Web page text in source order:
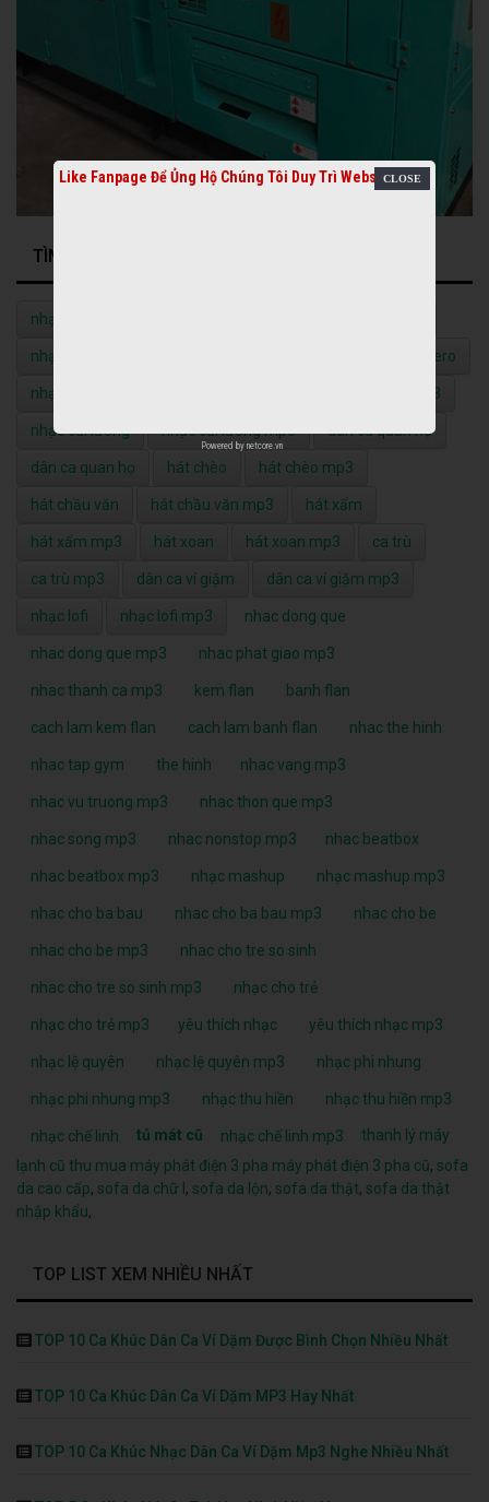
TÌM KIẾM NHIỀU NHẤT
nhạc quê hương
nhạc vàng mp3 nhạc bolero
nhạc bolero mp3 nhạc không lời mp3
nhạc cải lương nhạc cải lương mp3 dân ca quan họ
dân ca quan họ hát chèo hát chèo mp3
hát chầu văn hát chầu văn mp3 hát xẩm
hát xẩm mp3 hát xoan hát xoan mp3 ca trù
ca trù mp3 dân ca ví giặm dân ca ví giặm mp3
nhạc lofi nhạc lofi mp3 nhac dong que
nhac dong que mp3 nhac phat giao mp3
nhac thanh ca mp3 kem flan banh flan
cach lam kem flan cach lam banh flan nhac the hinh
nhac tap gym the hinh nhac vang mp3
nhac vu truong mp3 nhac thon que mp3
nhac song mp3 nhac nonstop mp3 nhac beatbox
nhac beatbox mp3 nhạc mashup nhạc mashup mp3
nhac cho ba bau nhac cho ba bau mp3 nhac cho be
nhac cho be mp3 nhac cho tre so sinh
nhac cho tre so sinh mp3 nhạc cho trẻ
nhạc cho trẻ mp3 yêu thích nhạc yêu thích nhạc mp3
nhạc lệ quyên nhạc lệ quyên mp3 nhạc phi nhung
nhạc phi nhung mp3 nhạc thu hiền nhạc thu hiền mp3
nhạc chế linh tủ mát cũ nhạc chế linh mp3
thanh lý máy
lạnh cũ thu mua máy phát điện 3 pha máy phát điện 3 pha cũ, sofa
da cao cấp, sofa da chữ l , sofa da lộn, sofa da thật, sofa da thật
nhập khẩu,
TOP LIST XEM NHIỀU NHẤT
TOP 10 Ca Khúc Dân Ca Ví Dặm Được Bình Chọn Nhiều Nhất
TOP 10 Ca Khúc Dân Ca Ví Dặm MP3 Hay Nhất
TOP 10 Ca Khúc Nhạc Dân Ca Ví Dặm Mp3 Nghe Nhiều Nhất
Like Fanpage Để Ủng Hộ Chúng Tôi Duy Trì Website
Powered by netcore.vn